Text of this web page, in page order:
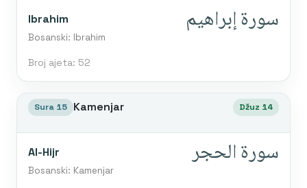
Ibrahim
Bosanski: Ibrahim
سورة إبراهيم
Broj ajeta: 52
Sura 15 Kamenjar Džuz 14
Al-Hijr
Bosanski: Kamenjar
سورة الحجر